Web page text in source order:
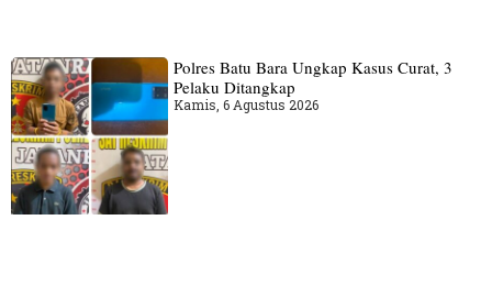
Polres Batu Bara Ungkap Kasus Curat, 3
Pelaku Ditangkap
Kamis, 6 Agustus 2026